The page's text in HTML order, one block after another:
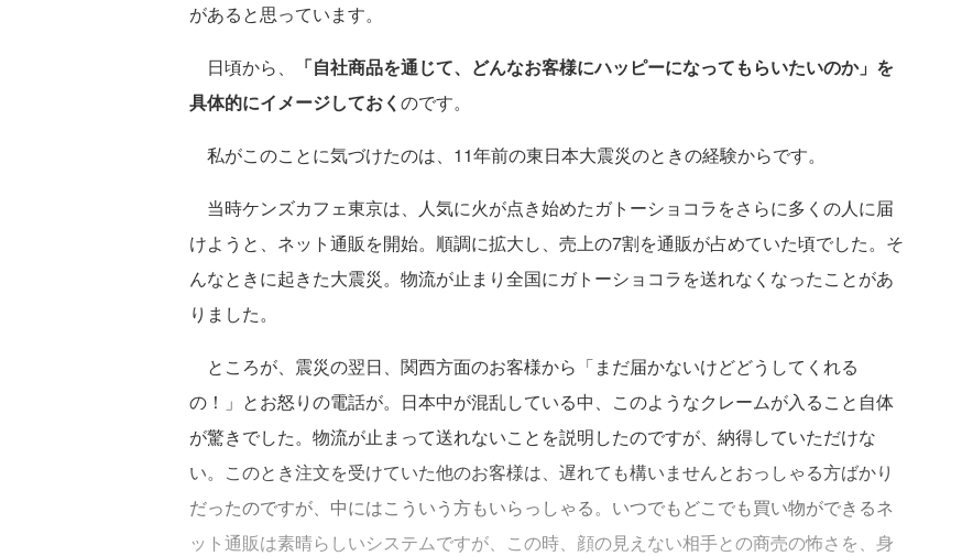
があると思っています。
日頃から、
「自社商品を通じて、どんなお客様にハッピーになってもらいたいのか」を
具体的にイメージしておく のです。
私がこのことに気づけたのは、11年前の東日本大震災のときの経験からです。
当時ケンズカフェ東京は、人気に火が点き始めたガトーショコラをさらに多くの人に届
けようと、ネット通販を開始。順調に拡大し、売上の7割を通販が占めていた頃でした。そ
んなときに起きた大震災。物流が止まり全国にガトーショコラを送れなくなったことがあ
りました。
ところが、震災の翌日、関西方面のお客様から「まだ届かないけどどうしてくれる
の！」とお怒りの電話が。日本中が混乱している中、このようなクレームが入ること自体
が驚きでした。物流が止まって送れないことを説明したのですが、納得していただけな
い。このとき注文を受けていた他のお客様は、遅れても構いませんとおっしゃる方ばかり
だったのですが、中にはこういう方もいらっしゃる。いつでもどこでも買い物ができるネ
ット通販は素晴らしいシステムですが、この時、顔の見えない相手との商売の怖さを、身